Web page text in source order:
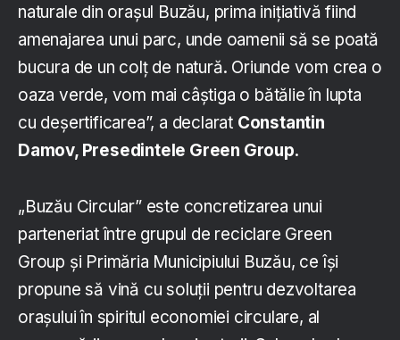
naturale din orașul Buzău, prima inițiativă fiind
amenajarea unui parc, unde oamenii să se poată
bucura de un colț de natură. Oriunde vom crea o
oaza verde, vom mai câștiga o bătălie în lupta
cu deșertificarea”, a declarat Constantin
Damov, Presedintele Green Group.
„Buzău Circular” este concretizarea unui
parteneriat între grupul de reciclare Green
Group și Primăria Municipiului Buzău, ce își
propune să vină cu soluții pentru dezvoltarea
orașului în spiritul economiei circulare, al